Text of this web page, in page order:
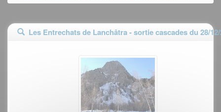
Les Entrechats de Lanchâtra - sortie cascades du 28/